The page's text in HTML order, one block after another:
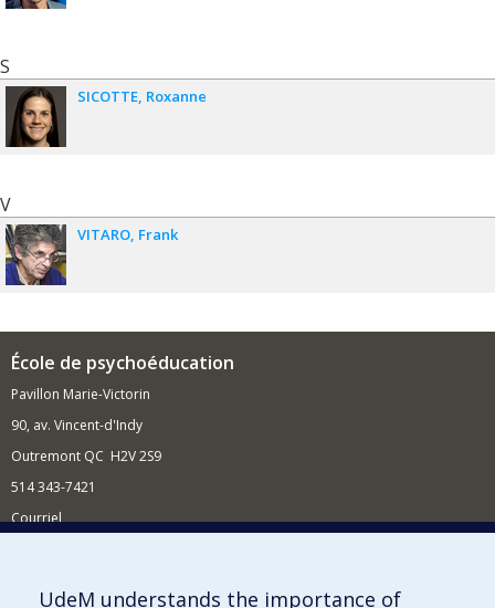
S
SICOTTE Roxanne
V
VITARO Frank
École de psychoéducation
Pavillon Marie-Victorin
90, av. Vincent-d'Indy
Outremont QC H2V 2S9
514 343-7421
Courriel
Comment soutenir l'École?
UdeM understands the importance of